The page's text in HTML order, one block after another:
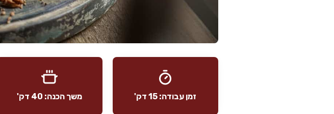
זמן עבודה: 15 דק' משך הכנה: 40 דק'